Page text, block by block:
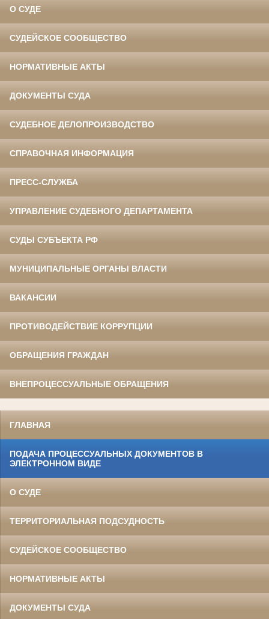
О СУДЕ
СУДЕЙСКОЕ СООБЩЕСТВО
НОРМАТИВНЫЕ АКТЫ
ДОКУМЕНТЫ СУДА
СУДЕБНОЕ ДЕЛОПРОИЗВОДСТВО
СПРАВОЧНАЯ ИНФОРМАЦИЯ
ПРЕСС-СЛУЖБА
УПРАВЛЕНИЕ СУДЕБНОГО ДЕПАРТАМЕНТА
СУДЫ СУБЪЕКТА РФ
МУНИЦИПАЛЬНЫЕ ОРГАНЫ ВЛАСТИ
ВАКАНСИИ
ПРОТИВОДЕЙСТВИЕ КОРРУПЦИИ
ОБРАЩЕНИЯ ГРАЖДАН
ВНЕПРОЦЕССУАЛЬНЫЕ ОБРАЩЕНИЯ
ГЛАВНАЯ
ПОДАЧА ПРОЦЕССУАЛЬНЫХ ДОКУМЕНТОВ В
ЭЛЕКТРОННОМ ВИДЕ
О СУДЕ
ТЕРРИТОРИАЛЬНАЯ ПОДСУДНОСТЬ
СУДЕЙСКОЕ СООБЩЕСТВО
НОРМАТИВНЫЕ АКТЫ
ДОКУМЕНТЫ СУДА